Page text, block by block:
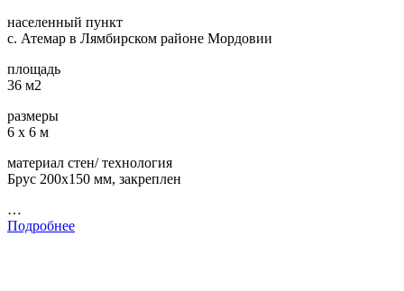
населенный пункт
с. Атемар в Лямбирском районе Мордовии
площадь
36 м2
размеры
6 х 6 м
материал стен/ технология
Брус 200х150 мм, закреплен
…
Подробнее